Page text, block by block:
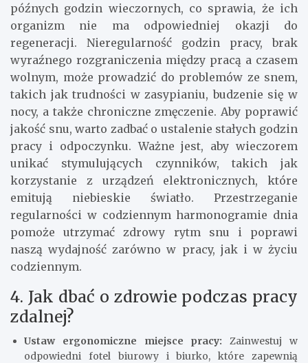
późnych godzin wieczornych, co sprawia, że ich
organizm nie ma odpowiedniej okazji do
regeneracji. Nieregularność godzin pracy, brak
wyraźnego rozgraniczenia między pracą a czasem
wolnym, może prowadzić do problemów ze snem,
takich jak trudności w zasypianiu, budzenie się w
nocy, a także chroniczne zmęczenie. Aby poprawić
jakość snu, warto zadbać o ustalenie stałych godzin
pracy i odpoczynku. Ważne jest, aby wieczorem
unikać stymulujących czynników, takich jak
korzystanie z urządzeń elektronicznych, które
emitują niebieskie światło. Przestrzeganie
regularności w codziennym harmonogramie dnia
pomoże utrzymać zdrowy rytm snu i poprawi
naszą wydajność zarówno w pracy, jak i w życiu
codziennym.
4. Jak dbać o zdrowie podczas pracy
zdalnej?
Ustaw ergonomiczne miejsce pracy: Zainwestuj w
odpowiedni fotel biurowy i biurko, które zapewnią